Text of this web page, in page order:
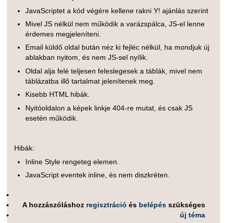
JavaScriptet a kód végére kellene rakni Y! ajánlás szerint
Mivel JS nélkül nem működik a varázspálca, JS-el lenne
érdemes megjeleníteni.
Email küldő oldal bután néz ki fejléc nélkül, ha mondjuk új
ablakban nyitom, és nem JS-sel nyílik.
Oldal alja felé teljesen feleslegesek a táblák, mivel nem
táblázatba illő tartalmat jelenítenek meg.
Kisebb HTML hibák.
Nyitóoldalon a képek linkje 404-re mutat, és csak JS
esetén működik.
Hibák:
Inline Style rengeteg elemen.
JavaScript eventek inline, és nem diszkréten.
A hozzászóláshoz regisztráció és belépés szükséges
új téma